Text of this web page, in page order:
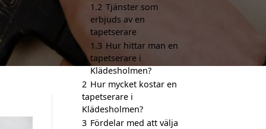
1.2 Tjänster som
erbjuds av en
tapetserare
1.3 Hur hittar man en
tapetserare i
Klädesholmen?
2 Hur mycket kostar en
tapetserare i
Klädesholmen?
3 Fördelar med att välja